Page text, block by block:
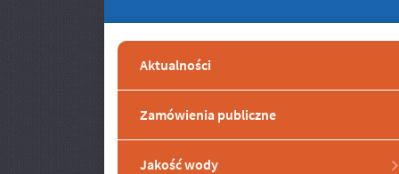
Aktualności
Zamówienia publiczne
Jakość wody